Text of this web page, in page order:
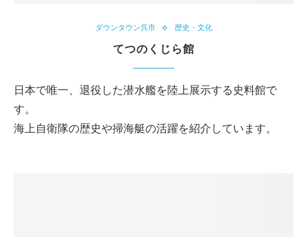
ダウンタウン呉市 歴史・文化
てつのくじら館
日本で唯一、退役した潜水艦を陸上展示する史料館で
す。
海上自衛隊の歴史や掃海艇の活躍を紹介しています。